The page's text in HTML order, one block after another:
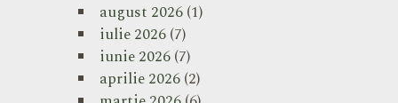
august 2026(1)
iulie 2026(7)
iunie 2026(7)
aprilie 2026(2)